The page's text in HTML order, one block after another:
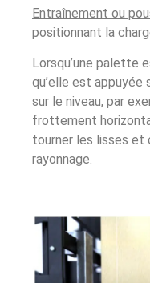
Entraînement ou
positionnant la
Lorsqu’une palette
qu’elle est appuyée
sur le niveau, par
frottement
tourner les lisses
rayonnage.